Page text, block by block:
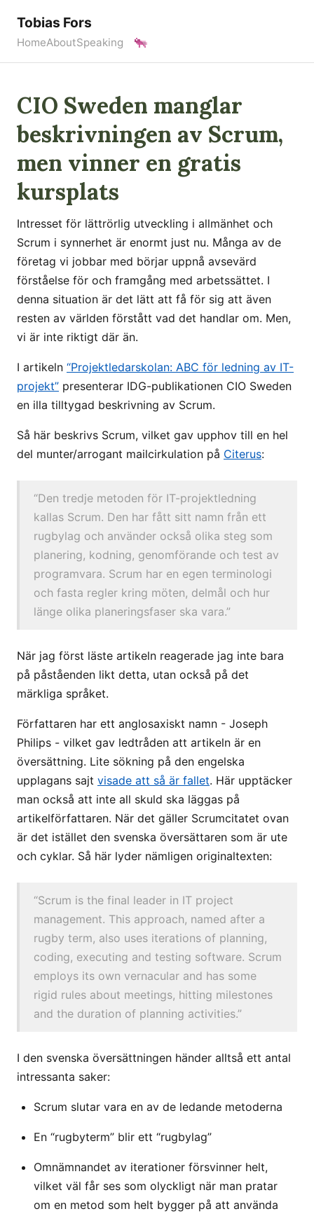
Tobias Fors
HomeAboutSpeaking
CIO Sweden manglar
beskrivningen av Scrum,
men vinner en gratis
kursplats
Intresset för lättrörlig utveckling i allmänhet och
Scrum i synnerhet är enormt just nu. Många av de
företag vi jobbar med börjar uppnå avsevärd
förståelse för och framgång med arbetssättet. I
denna situation är det lätt att få för sig att även
resten av världen förstått vad det handlar om. Men,
vi är inte riktigt där än.
I artikeln “Projektledarskolan: ABC för ledning av IT-
projekt” presenterar IDG-publikationen CIO Sweden
en illa tilltygad beskrivning av Scrum.
Så här beskrivs Scrum, vilket gav upphov till en hel
del munter/arrogant mailcirkulation på Citerus:
“Den tredje metoden för IT-projektledning
kallas Scrum. Den har fått sitt namn från ett
rugbylag och använder också olika steg som
planering, kodning, genomförande och test av
programvara. Scrum har en egen terminologi
och fasta regler kring möten, delmål och hur
länge olika planeringsfaser ska vara.”
När jag först läste artikeln reagerade jag inte bara
på påståenden likt detta, utan också på det
märkliga språket.
Författaren har ett anglosaxiskt namn - Joseph
Philips - vilket gav ledtråden att artikeln är en
översättning. Lite sökning på den engelska
upplagans sajt visade att så är fallet. Här upptäcker
man också att inte all skuld ska läggas på
artikelförfattaren. När det gäller Scrumcitatet ovan
är det istället den svenska översättaren som är ute
och cyklar. Så här lyder nämligen originaltexten:
“Scrum is the final leader in IT project
management. This approach, named after a
rugby term, also uses iterations of planning,
coding, executing and testing software. Scrum
employs its own vernacular and has some
rigid rules about meetings, hitting milestones
and the duration of planning activities.”
I den svenska översättningen händer alltså ett antal
intressanta saker:
Scrum slutar vara en av de ledande metoderna
En “rugbyterm” blir ett “rugbylag”
Omnämnandet av iterationer försvinner helt,
vilket väl får ses som olyckligt när man pratar
om en metod som helt bygger på att använda